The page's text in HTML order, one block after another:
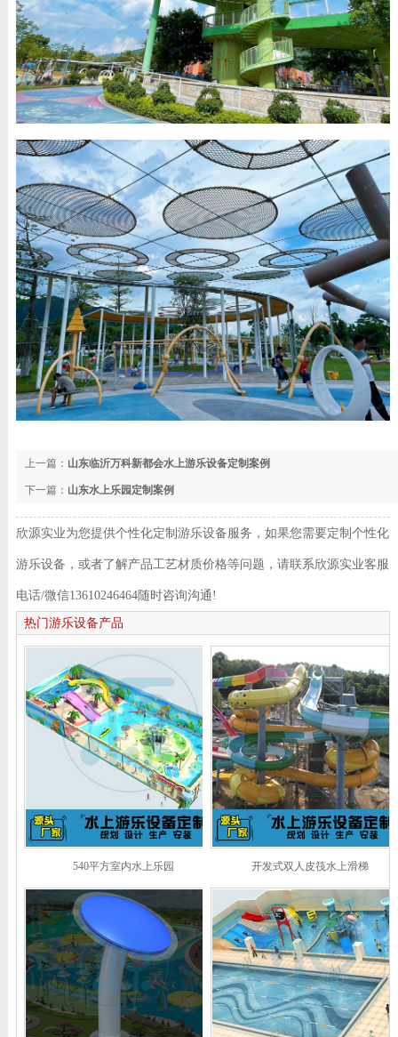
上一篇： 山东临沂万科新都会水上游乐设备定制案例
下一篇： 山东水上乐园定制案例
欣源实业为您提供个性化定制游乐设备服务，如果您需要定制个性化
游乐设备，或者了解产品工艺材质价格等问题，请联系欣源实业客服
电话/微信13610246464随时咨询沟通!
热门游乐设备产品
540平方室内水上乐园 开发式双人皮筏水上滑梯